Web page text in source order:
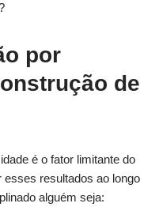
por
de
é o fator limitante do
resultados ao longo
alguém seja: